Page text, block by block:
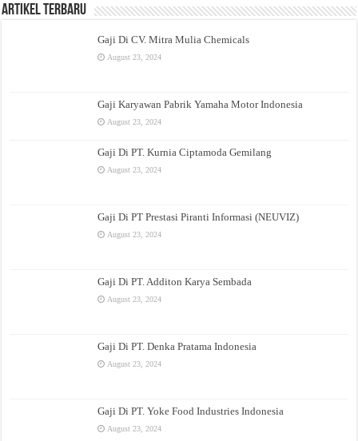
Artikel Terbaru
Gaji Di CV. Mitra Mulia Chemicals
August 23, 2024
Gaji Karyawan Pabrik Yamaha Motor Indonesia
August 23, 2024
Gaji Di PT. Kurnia Ciptamoda Gemilang
August 23, 2024
Gaji Di PT Prestasi Piranti Informasi (NEUVIZ)
August 23, 2024
Gaji Di PT. Additon Karya Sembada
August 23, 2024
Gaji Di PT. Denka Pratama Indonesia
August 23, 2024
Gaji Di PT. Yoke Food Industries Indonesia
August 23, 2024